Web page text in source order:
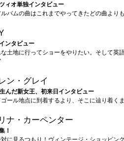
ィオ単独インタビュー
ルバムの曲はこれまでやってきたどの曲より
ンタビュー
な土地に行ってショーをやりたい。そして
ン・グレイ
んだ新女王、初来日インタビュー
ゴール地点に到着するより、そこに辿り着く
ナ・カーペンター
！
対に見るつもり！ヴィンテージ・ショッピン